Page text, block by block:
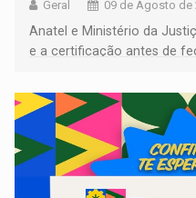
Geral 09 de Agosto de
Anatel e Ministério da
e a certificação antes de